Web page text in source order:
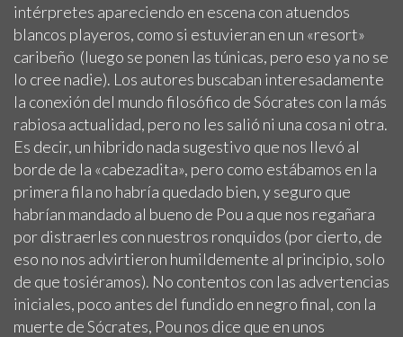
intérpretes apareciendo en escena con atuendos
blancos playeros, como si estuvieran en un «resort»
caribeño (luego se ponen las túnicas, pero eso ya no se
lo cree nadie). Los autores buscaban interesadamente
la conexión del mundo filosófico de Sócrates con la más
rabiosa actualidad, pero no les salió ni una cosa ni otra.
Es decir, un hibrido nada sugestivo que nos llevó al
borde de la «cabezadita», pero como estábamos en la
primera fila no habría quedado bien, y seguro que
habrían mandado al bueno de Pou a que nos regañara
por distraerles con nuestros ronquidos (por cierto, de
eso no nos advirtieron humildemente al principio, solo
de que tosiéramos). No contentos con las advertencias
iniciales, poco antes del fundido en negro final, con la
muerte de Sócrates, Pou nos dice que en unos